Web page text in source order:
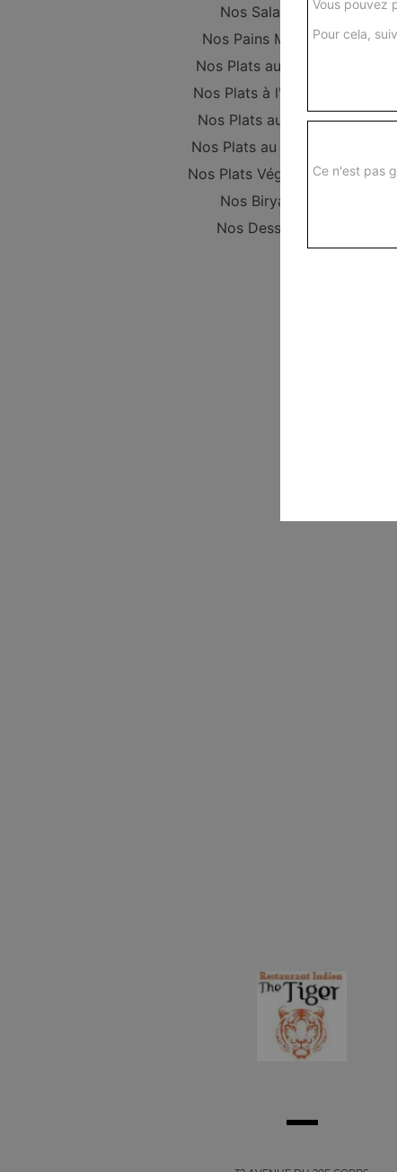
Nos Salades
Nos Pains Maison
Nos Plats au poulet
Nos Plats à l'Agneau
Nos Plats au Boeuf
Nos Plats au Poisson
Nos Plats Végétariens
Nos Biryanis
Nos Desserts
Vous pouvez
Pour cela,
Ce n'est pas